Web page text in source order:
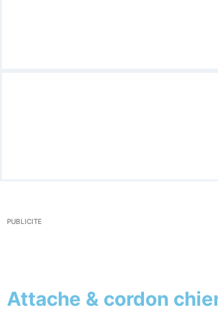
PUBLICITE
Attache & cordon